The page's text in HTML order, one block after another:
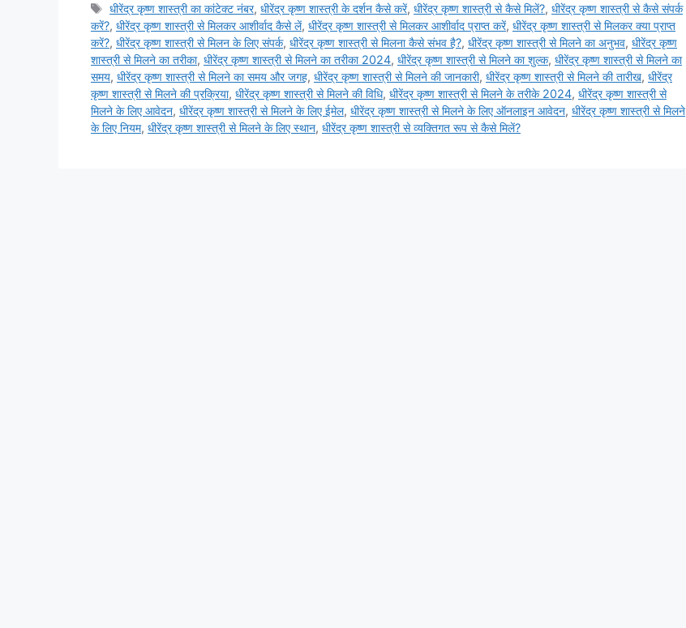
Tags
धीरेंद्र कृष्ण शास्त्री का कांटेक्ट नंबर,धीरेंद्र कृष्ण शास्त्री के दर्शन कैसे करें,धीरेंद्र कृष्ण शास्त्री से कैसे मिलें?,धीरेंद्र कृष्ण शास्त्री से कैसे संपर्क
करें?, धीरेंद्र कृष्ण शास्त्री से मिलकर आशीर्वाद कैसे लें, धीरेंद्र कृष्ण शास्त्री से मिलकर आशीर्वाद प्राप्त करें, धीरेंद्र कृष्ण शास्त्री से मिलकर क्या प्राप्त
करें?, धीरेंद्र कृष्ण शास्त्री से मिलन के लिए संपर्क, धीरेंद्र कृष्ण शास्त्री से मिलना कैसे संभव है?, धीरेंद्र कृष्ण शास्त्री से मिलने का अनुभव, धीरेंद्र कृष्ण
शास्त्री से मिलने का तरीका, धीरेंद्र कृष्ण शास्त्री से मिलने का तरीका 2024, धीरेंद्र कृष्ण शास्त्री से मिलने का शुल्क, धीरेंद्र कृष्ण शास्त्री से मिलने का
समय, धीरेंद्र कृष्ण शास्त्री से मिलने का समय और जगह, धीरेंद्र कृष्ण शास्त्री से मिलने की जानकारी, धीरेंद्र कृष्ण शास्त्री से मिलने की तारीख, धीरेंद्र
कृष्ण शास्त्री से मिलने की प्रक्रिया, धीरेंद्र कृष्ण शास्त्री से मिलने की विधि, धीरेंद्र कृष्ण शास्त्री से मिलने के तरीके 2024, धीरेंद्र कृष्ण शास्त्री से
मिलने के लिए आवेदन, धीरेंद्र कृष्ण शास्त्री से मिलने के लिए ईमेल, धीरेंद्र कृष्ण शास्त्री से मिलने के लिए ऑनलाइन आवेदन, धीरेंद्र कृष्ण शास्त्री से मिलने
के लिए नियम, धीरेंद्र कृष्ण शास्त्री से मिलने के लिए स्थान, धीरेंद्र कृष्ण शास्त्री से व्यक्तिगत रूप से कैसे मिलें?